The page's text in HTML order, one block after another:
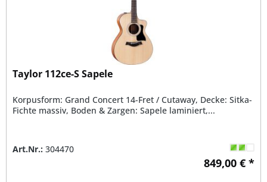
Taylor 112ce-S Sapele
Korpusform: Grand Concert 14-Fret / Cutaway, Decke: Sitka-
Fichte massiv, Boden & Zargen: Sapele laminiert,...
Art.Nr.: 304470
849,00 € *